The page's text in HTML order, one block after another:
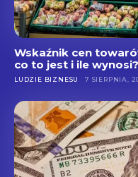
Wskaźnik cen
co to jest i ile wynosi?
LUDZIE BIZNESU 7 SIERPNIA,